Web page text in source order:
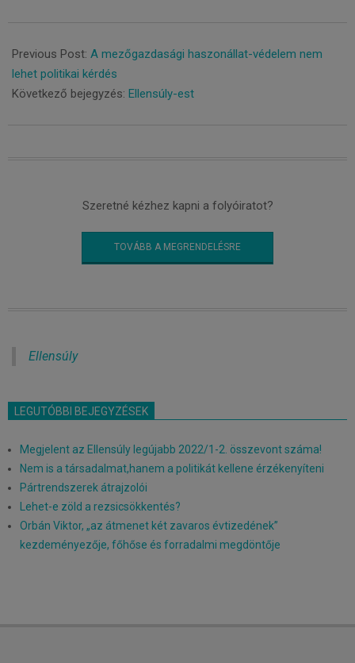
11-
30
Previous Post: A mezőgazdasági haszonállat-védelem nem
lehet politikai kérdés
Következő bejegyzés: Ellensúly-est
Szeretné kézhez kapni a folyóiratot?
TOVÁBB A MEGRENDELÉSRE
Ellensúly
LEGUTÓBBI BEJEGYZÉSEK
Megjelent az Ellensúly legújabb 2022/1-2. összevont száma!
Nem is a társadalmat,hanem a politikát kellene érzékenyíteni
Pártrendszerek átrajzolói
Lehet-e zöld a rezsicsökkentés?
Orbán Viktor, „az átmenet két zavaros évtizedének”
kezdeményezője, főhőse és forradalmi megdöntője